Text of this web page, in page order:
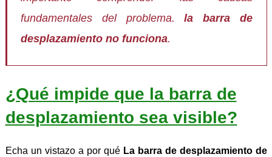
fundamentales del problema.la barra de
desplazamiento no funciona.
¿Qué impide que la barra de
desplazamiento sea visible?
Echa un vistazo a por qué La barra de desplazamiento de